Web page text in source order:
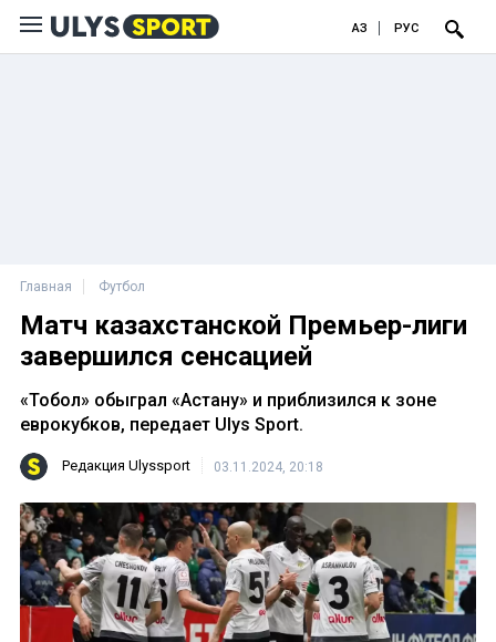
ҚАЗ РУС
Главная Футбол
Матч казахстанской Премьер-лиги
завершился сенсацией
«Тобол» обыграл «Астану» и приблизился к зоне
еврокубков, передает Ulys Sport.
Редакция Ulyssport 03.11.2024, 20:18